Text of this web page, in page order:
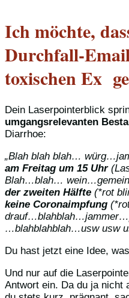
Ich möchte,
Durchfall-
toxischen Ex
Dein Laserpointerblick
umgangsrelevanten
Diarrhoe:
„Blah blah blah…
am Freitag um 15 Uhr
Blah…blah…
der zweiten Hälfte (*rot
keine Coronaimpfung
…blahblahblah…usw usw
Du hast jetzt eine Idee,
Und nur auf die
Antwort ein. Da du ja nicht